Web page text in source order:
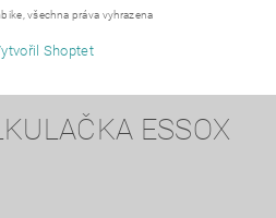
všechna práva vyhrazena
Shoptet
ESSOX